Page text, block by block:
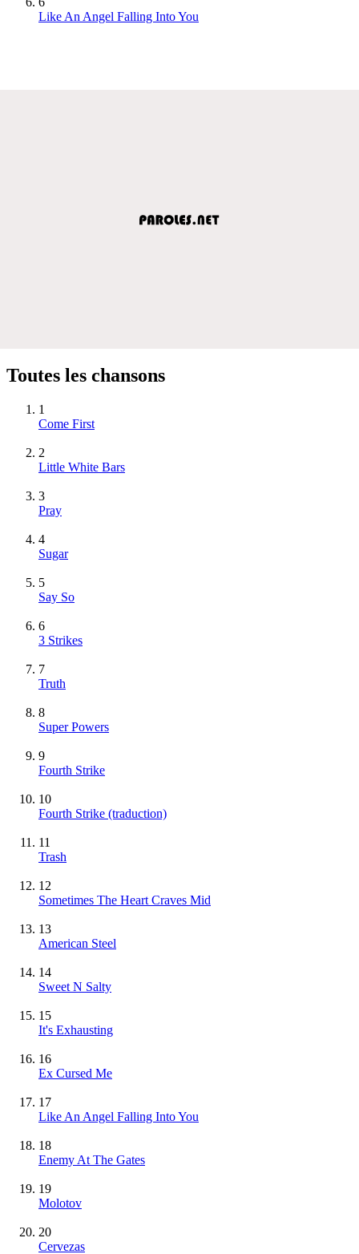
Like An Angel Falling Into You
Toutes les chansons
1
Come First
2
Little White Bars
3
Pray
4
Sugar
5
Say So
6
3 Strikes
7
Truth
8
Super Powers
9
Fourth Strike
10
Fourth Strike (traduction)
11
Trash
12
Sometimes The Heart Craves Mid
13
American Steel
14
Sweet N Salty
15
It's Exhausting
16
Ex Cursed Me
17
Like An Angel Falling Into You
18
Enemy At The Gates
19
Molotov
20
Cervezas